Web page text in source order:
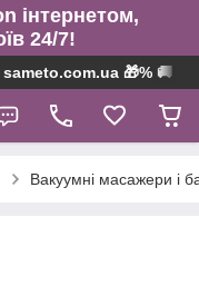
інтернетом,
24/7!
🎁% 🚚 ⤵
Вакуумні масажери і